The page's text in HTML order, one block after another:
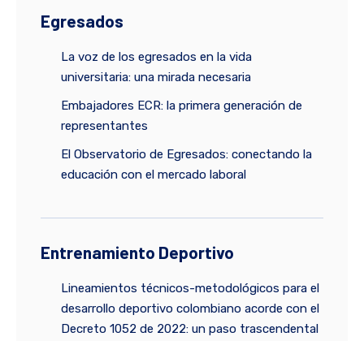
Egresados
La voz de los egresados en la vida
universitaria: una mirada necesaria
Embajadores ECR: la primera generación de
representantes
El Observatorio de Egresados: conectando la
educación con el mercado laboral
Entrenamiento Deportivo
Lineamientos técnicos-metodológicos para el
desarrollo deportivo colombiano acorde con el
Decreto 1052 de 2022: un paso trascendental